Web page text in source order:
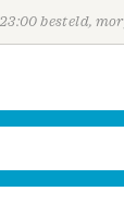
besteld,